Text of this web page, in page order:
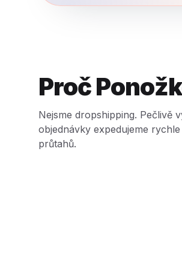
Proč
Nejsme dropshipping. Pečlivě
objednávky expedujeme
průtahů.